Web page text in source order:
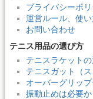
プライバシーポ
運営ルール、使
お問い合わせ
テニス用品の選び方
テニスラケット
テニスガット（
オーバーグリッ
振動止めは必要か